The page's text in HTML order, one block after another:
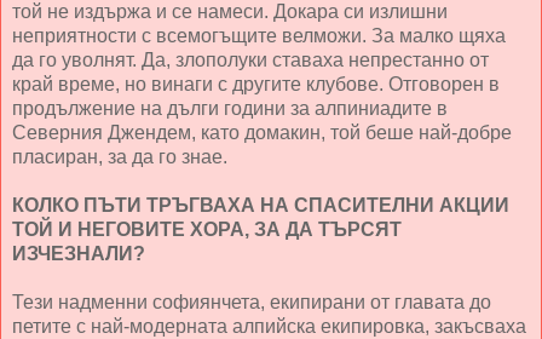
той не издържа и се намеси. Докара си излишни
неприятности с всемогъщите велможи. За малко щяха
да го уволнят. Да, злополуки ставаха непрестанно от
край време, но винаги с другите клубове. Отговорен в
продължение на дълги години за алпиниадите в
Северния Джендем, като домакин, той беше най-добре
пласиран, за да го знае.
КОЛКО ПЪТИ ТРЪГВАХА НА СПАСИТЕЛНИ АКЦИИ
ТОЙ И НЕГОВИТЕ ХОРА, ЗА ДА ТЪРСЯТ
ИЗЧЕЗНАЛИ?
Тези надменни софиянчета, екипирани от главата до
петите с най-модерната алпийска екипировка, закъсваха